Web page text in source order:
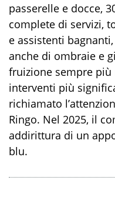
passerelle e docce,
complete di servizi,
e assistenti
anche di ombraie e
fruizione sempre più
interventi più
richiamato
Ringo. Nel 2025, il
addirittura di un
blu.